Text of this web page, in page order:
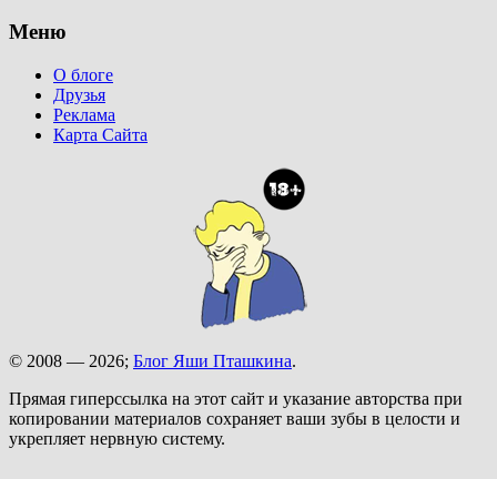
Меню
О блоге
Друзья
Реклама
Карта Сайта
© 2008 — 2026; Блог Яши Пташкина.
Прямая гиперссылка на этот сайт и указание авторства при
копировании материалов сохраняет ваши зубы в целости и
укрепляет нервную систему.